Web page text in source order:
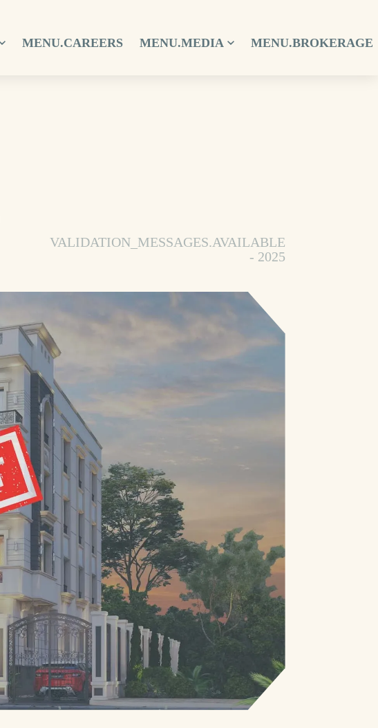
MENU.CAREERS MENU.MEDIA MENU.BROKERAGE
VALIDATION_MESSAGES.AVAILABLE
- 2025